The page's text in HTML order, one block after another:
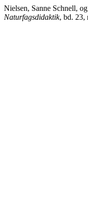
Nielsen, Sanne Schnell,
Naturfagsdidaktik, bd. 23,